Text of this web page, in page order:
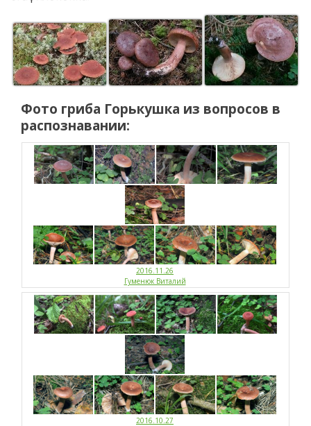
Фото гриба Горькушка из вопросов в
распознавании:
2016.11.26
Гуменюк Виталий
2016.10.27